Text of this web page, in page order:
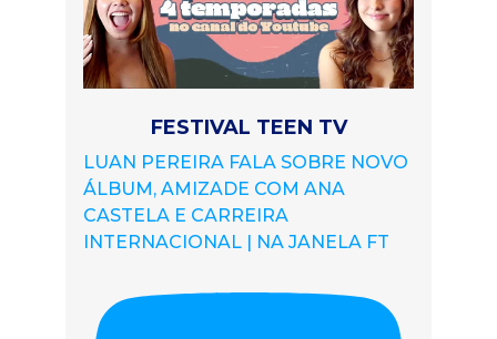
FESTIVAL TEEN TV
LUAN PEREIRA FALA SOBRE NOVO
ÁLBUM, AMIZADE COM ANA
CASTELA E CARREIRA
INTERNACIONAL | NA JANELA FT